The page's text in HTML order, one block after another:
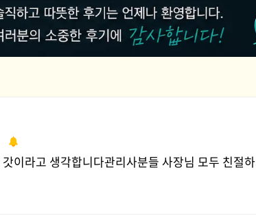
이라고 생각합니다관리사분들 사장님 모두 친절